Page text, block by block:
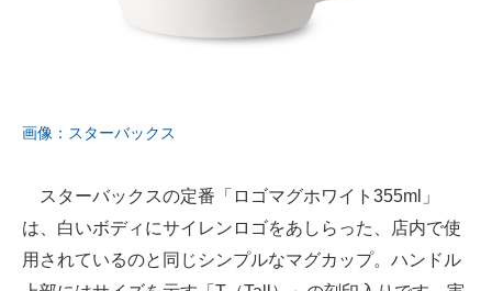
画像：スターバックス
スターバックスの定番「ロゴマグホワイト355ml」
は、白いボディにサイレンロゴをあしらった、店内で使
用されているのと同じシンプルなマグカップ。ハンドル